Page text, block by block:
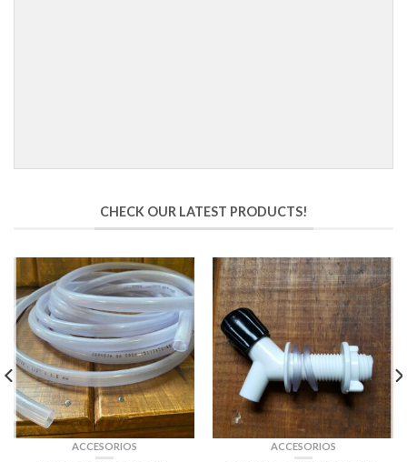
CHECK OUR LATEST PRODUCTS!
ACCESORIOS ACCESORIOS